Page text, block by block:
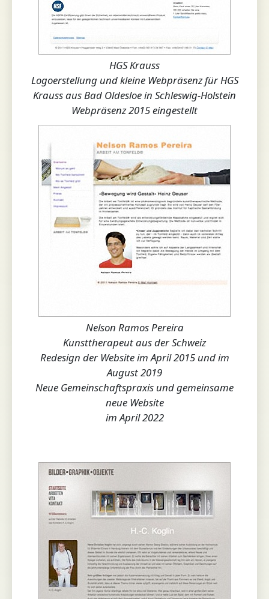
HGS Krauss
Logoerstellung und kleine Webpräsenz für HGS
Krauss aus Bad Oldesloe in Schleswig-Holstein
Webpräsenz 2015 eingestellt
Nelson Ramos Pereira
Kunsttherapeut aus der Schweiz
Redesign der Website im April 2015 und im
August 2019
Neue Gemeinschaftspraxis und gemeinsame
neue Website
im April 2022